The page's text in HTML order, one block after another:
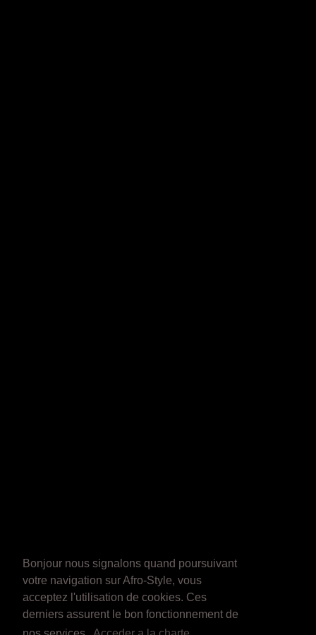
Bonjour nous signalons quand poursuivant
votre navigation sur Afro-Style, vous
acceptez l'utilisation de cookies. Ces
derniers assurent le bon fonctionnement de